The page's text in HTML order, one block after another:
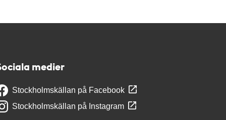
medier
Stockholmskällan på Facebook
Stockholmskällan på Instagram